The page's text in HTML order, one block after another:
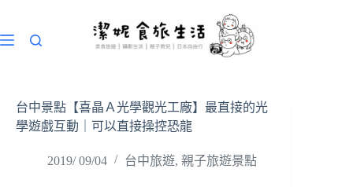
主
台中景點【喜晶Ａ光學觀光工廠】最直接的光
學遊戲互動｜可以直接操控恐龍
2019/ 09/04 台中旅遊, 親子旅遊景點